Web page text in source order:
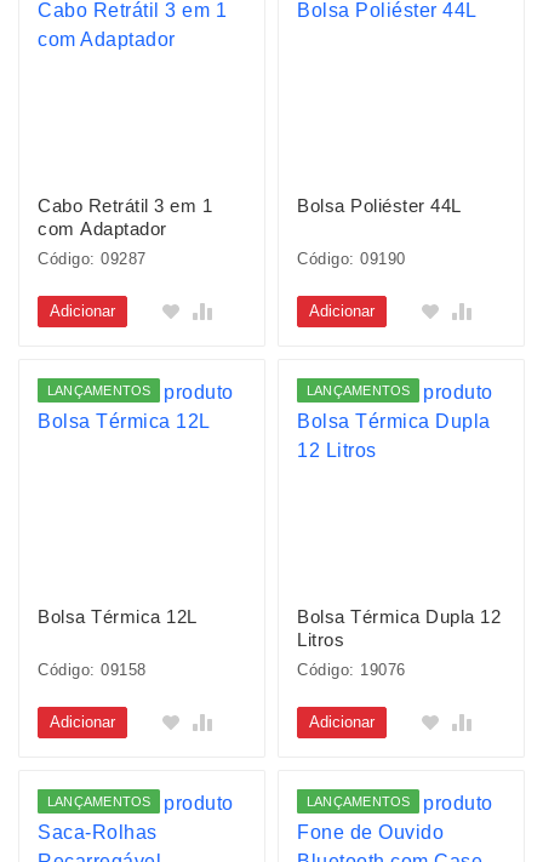
Cabo Retrátil 3 em 1
com Adaptador
Código: 09287
Adicionar
Bolsa Poliéster 44L
Código: 09190
Adicionar
LANÇAMENTOS
Bolsa Térmica 12L
Código: 09158
Adicionar
LANÇAMENTOS
Bolsa Térmica Dupla 12
Litros
Código: 19076
Adicionar
LANÇAMENTOS LANÇAMENTOS